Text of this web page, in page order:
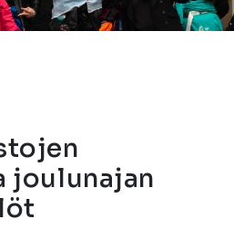
joulunajan